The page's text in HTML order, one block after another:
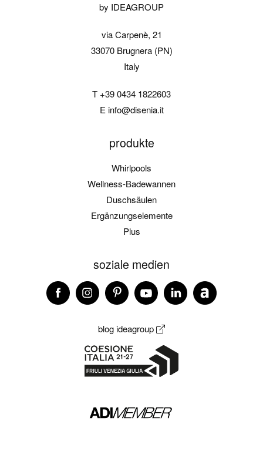
by IDEAGROUP
via Carpenè, 21
33070 Brugnera (PN)
Italy
T +39 0434 1822603
Einfo@disenia.it
produkte
Whirlpools
Wellness-Badewannen
Duschsäulen
Ergänzungselemente
Plus
soziale medien
blog ideagroup